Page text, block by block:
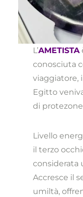
L’AMETISTA
conosciuta
viaggiatore,
Egitto
di
Livello
il terzo
considerata
Accresce il
umiltà,